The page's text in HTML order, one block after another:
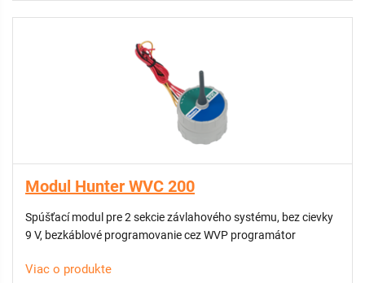
Modul Hunter WVC 200
Spúšťací modul pre 2 sekcie závlahového systému, bez cievky
9 V, bezkáblové programovanie cez WVP programátor
Viac o produkte